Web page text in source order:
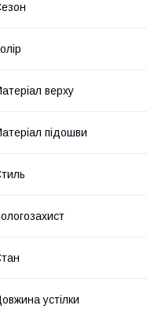
верху
підошви
устілки